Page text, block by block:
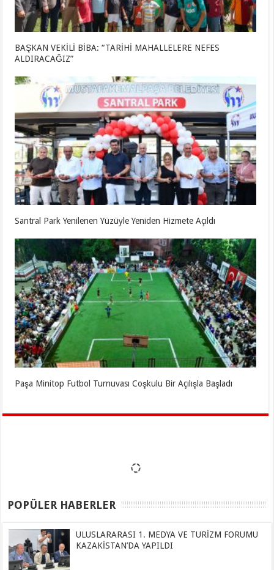
BAŞKAN VEKİLİ BİBA: “TARİHİ MAHALLELERE NEFES
ALDIRACAĞIZ”
Santral Park Yenilenen Yüzüyle Yeniden Hizmete Açıldı
Paşa Minitop Futbol Turnuvası Coşkulu Bir Açılışla Başladı
POPÜLER HABERLER
ULUSLARARASI 1. MEDYA VE TURİZM FORUMU
KAZAKİSTAN’DA YAPILDI